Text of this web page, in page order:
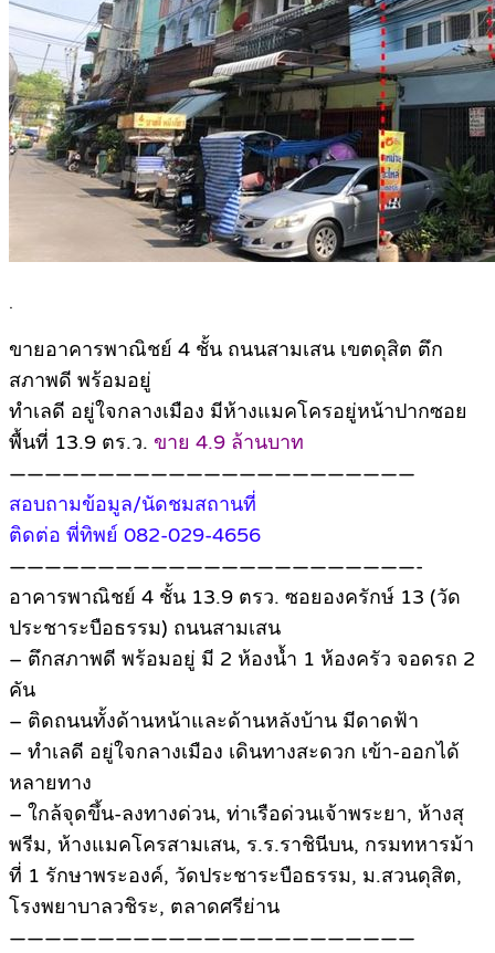
.
ขายอาคารพาณิชย์ 4 ชั้น ถนนสามเสน เขตดุสิต ตึก
สภาพดี พร้อมอยู่
ทำเลดี อยู่ใจกลางเมือง มีห้างแมคโครอยู่หน้าปากซอย
พื้นที่ 13.9 ตร.ว. ขาย 4.9 ล้านบาท
———————————————————————
สอบถามข้อมูล/นัดชมสถานที่
ติดต่อ พี่ทิพย์ 082-029-4656
———————————————————————-
อาคารพาณิชย์ 4 ชั้น 13.9 ตรว. ซอยองครักษ์ 13 (วัด
ประชาระบือธรรม) ถนนสามเสน
– ตึกสภาพดี พร้อมอยู่ มี 2 ห้องน้ำ 1 ห้องครัว จอดรถ 2
คัน
– ติดถนนทั้งด้านหน้าและด้านหลังบ้าน มีดาดฟ้า
– ทำเลดี อยู่ใจกลางเมือง เดินทางสะดวก เข้า-ออกได้
หลายทาง
– ใกล้จุดขึ้น-ลงทางด่วน, ท่าเรือด่วนเจ้าพระยา, ห้างสุ
พรีม, ห้างแมคโครสามเสน, ร.ร.ราชินีบน, กรมทหารม้า
ที่ 1 รักษาพระองค์, วัดประชาระบือธรรม, ม.สวนดุสิต,
โรงพยาบาลวชิระ, ตลาดศรีย่าน
———————————————————————